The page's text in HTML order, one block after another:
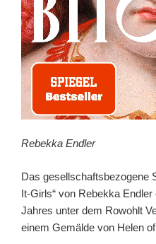
Rebekka Endler
Das gesellschaftsbezogene
It-Girls“ von Rebekka
Jahres unter dem Rowohlt
einem Gemälde von Helen